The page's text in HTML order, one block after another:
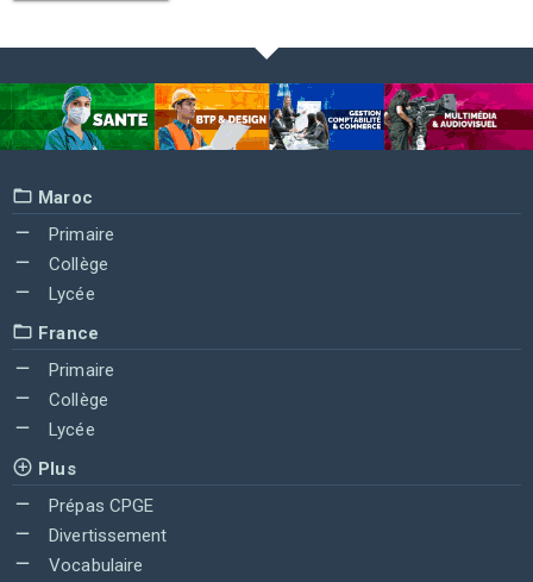
Maroc
Primaire
Collège
Lycée
France
Primaire
Collège
Lycée
Plus
Prépas CPGE
Divertissement
Vocabulaire